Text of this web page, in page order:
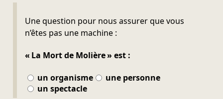
Une question pour nous assurer que vous
n’êtes pas une machine :
« La Mort de Molière » est :
un organisme
une personne
un spectacle
Ne pas remplir